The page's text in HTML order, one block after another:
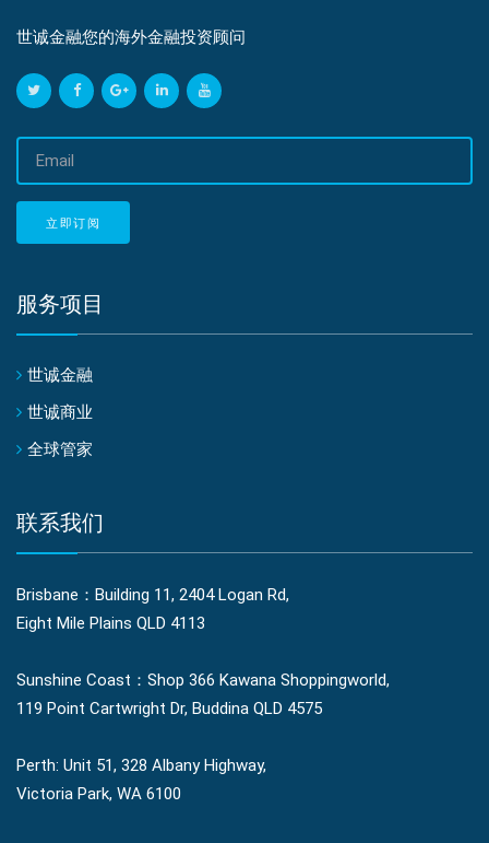
世诚金融您的海外金融投资顾问
邮
立即订阅
服务项目
世诚金融
世诚商业
全球管家
联系我们
Brisbane：Building 11, 2404 Logan Rd,
Eight Mile Plains QLD 4113
Sunshine Coast：Shop 366 Kawana Shoppingworld,
119 Point Cartwright Dr, Buddina QLD 4575
Perth: Unit 51, 328 Albany Highway,
Victoria Park, WA 6100